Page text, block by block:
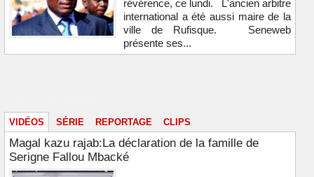
révérence, ce lundi. L'ancien arbitre
international a été aussi maire de la
ville de Rufisque. Seneweb
présente ses...
VIDÉOS SÉRIE REPORTAGE CLIPS
Magal kazu rajab:La déclaration de la famille de
Serigne Fallou Mbacké